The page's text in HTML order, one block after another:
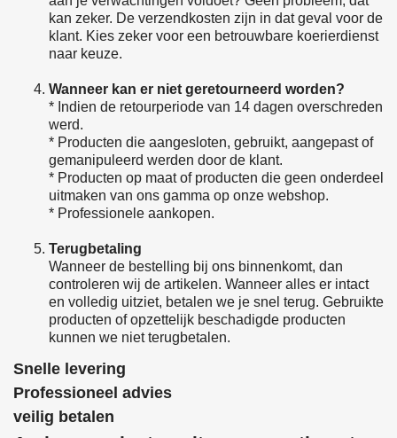
kan zeker. De verzendkosten zijn in dat geval voor de
klant. Kies zeker voor een betrouwbare koerierdienst
naar keuze.
Wanneer kan er niet geretourneerd worden?
* Indien de retourperiode van 14 dagen overschreden
werd.
* Producten die aangesloten, gebruikt, aangepast of
gemanipuleerd werden door de klant.
* Producten op maat of producten die geen onderdeel
uitmaken van ons gamma op onze webshop.
* Professionele aankopen.
Terugbetaling
Wanneer de bestelling bij ons binnenkomt, dan
controleren wij de artikelen. Wanneer alles er intact
en volledig uitziet, betalen we je snel terug. Gebruikte
producten of opzettelijk beschadigde producten
kunnen we niet terugbetalen.
Snelle levering
Professioneel advies
veilig betalen